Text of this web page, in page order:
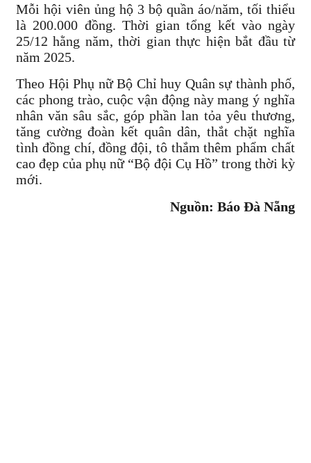
Mỗi hội viên ủng hộ 3 bộ quần áo/năm, tối thiểu
là 200.000 đồng. Thời gian tổng kết vào ngày
25/12 hằng năm, thời gian thực hiện bắt đầu từ
năm 2025.
Theo Hội Phụ nữ Bộ Chỉ huy Quân sự thành phố,
các phong trào, cuộc vận động này mang ý nghĩa
nhân văn sâu sắc, góp phần lan tỏa yêu thương,
tăng cường đoàn kết quân dân, thắt chặt nghĩa
tình đồng chí, đồng đội, tô thắm thêm phẩm chất
cao đẹp của phụ nữ “Bộ đội Cụ Hồ” trong thời kỳ
mới.
Nguồn: Báo Đà Nẵng